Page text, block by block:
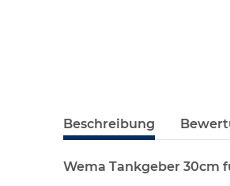
Beschreibung
Wema Tankgeber 30cm